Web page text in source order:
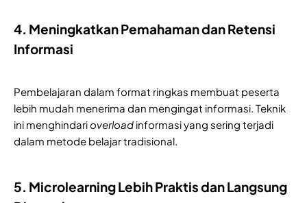
4. Meningkatkan Pemahaman dan Retensi
Informasi
Pembelajaran dalam format ringkas membuat peserta
lebih mudah menerima dan mengingat informasi. Teknik
ini menghindarioverload informasi yang sering terjadi
dalam metode belajar tradisional.
5. Microlearning Lebih Praktis dan Langsung